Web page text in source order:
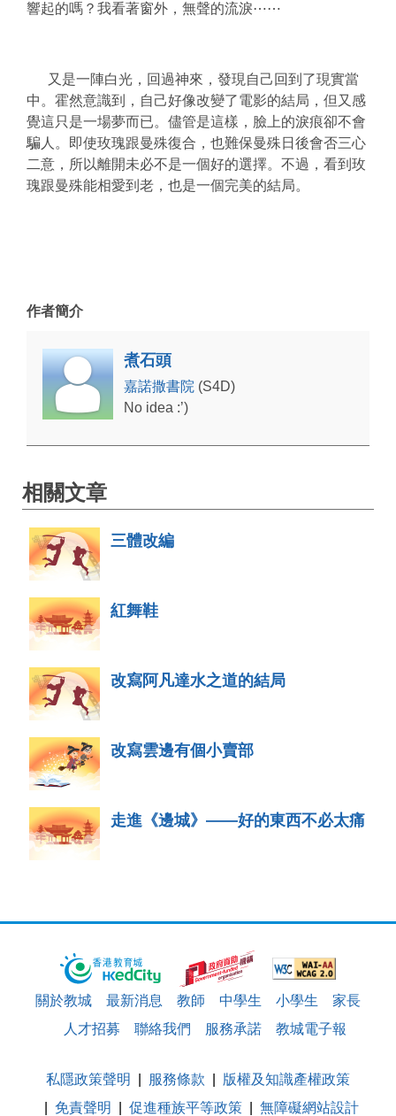
響起的嗎？我看著窗外，無聲的流淚⋯⋯
又是一陣白光，回過神來，發現自己回到了現實當
中。霍然意識到，自己好像改變了電影的結局，但又感
覺這只是一場夢而已。儘管是這樣，臉上的淚痕卻不會
騙人。即使玫瑰跟曼殊復合，也難保曼殊日後會否三心
二意，所以離開未必不是一個好的選擇。不過，看到玫
瑰跟曼殊能相愛到老，也是一個完美的結局。
作者簡介
煮石頭
嘉諾撒書院 (S4D)
No idea :’)
相關文章
三體改編
紅舞鞋
改寫阿凡達水之道的結局
改寫雲邊有個小賣部
走進《邊城》——好的東西不必太痛
關於教城 最新消息 教師 中學生 小學生
家長
人才招募
聯絡我們 服務承諾 教城電子報
私隱政策聲明 服務條款
版權及知識產權政策
免責聲明
促進種族平等政策 無障礙網站設計